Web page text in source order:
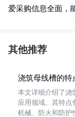
爱采购信息全面，
其他推荐
浇筑母线槽的特
本文详细介绍了浇
应用领域。其特点
机械、防火和防护